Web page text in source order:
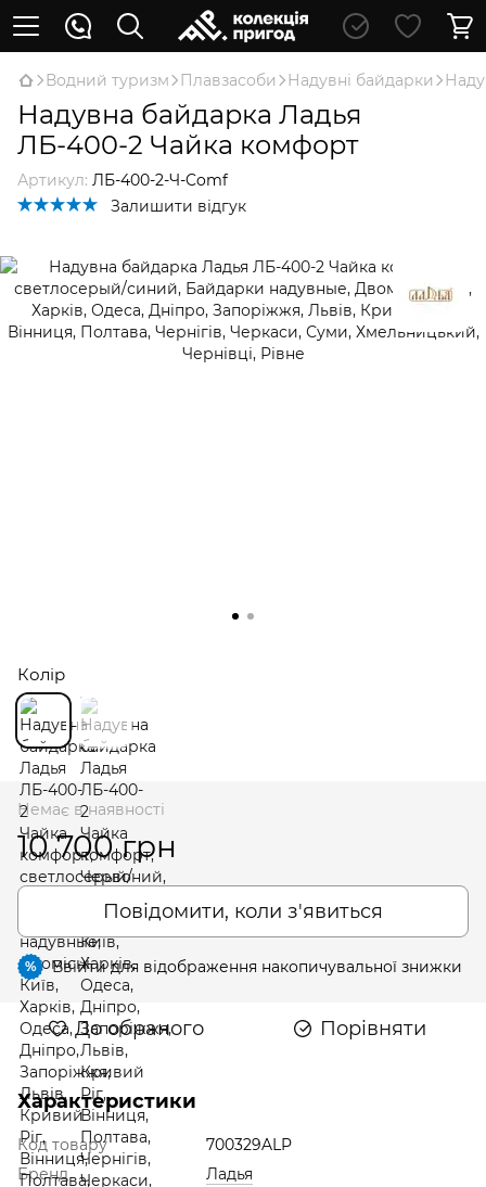
Водний туризм Плавзасоби Надувні байдарки
Надувна байдарка Ладья
ЛБ-400-2 Чайка комфорт
Артикул: ЛБ-400-2-Ч-Comf
Залишити відгук
Колір
Немає в наявності
10 700 грн
Повідомити, коли з'явиться
% Ввійтидля відображення накопичувальної знижки
До обраного Порівняти
Характеристики
Код товару
700329ALP
Бренд
Ладья